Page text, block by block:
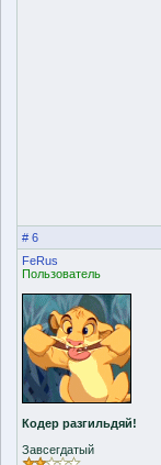
# 6
FeRus
Пользователь
Кодер разгильдяй!
Завсегдатый